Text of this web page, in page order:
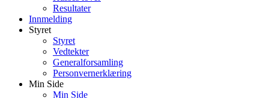
Resultater
Innmelding
Styret
Styret
Vedtekter
Generalforsamling
Personvernerklæring
Min Side
Min Side